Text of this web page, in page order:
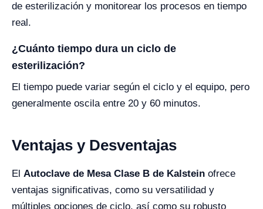
de esterilización y monitorear los procesos en tiempo
real.
¿Cuánto tiempo dura un ciclo de
esterilización?
El tiempo puede variar según el ciclo y el equipo, pero
generalmente oscila entre 20 y 60 minutos.
Ventajas y Desventajas
El Autoclave de Mesa Clase B de Kalstein ofrece
ventajas significativas, como su versatilidad y
múltiples opciones de ciclo, así como su robusto